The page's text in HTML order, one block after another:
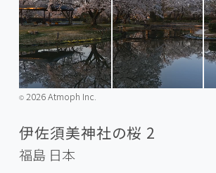
©️2026 Atmoph Inc.
伊佐須美神社の桜 2
福島 日本